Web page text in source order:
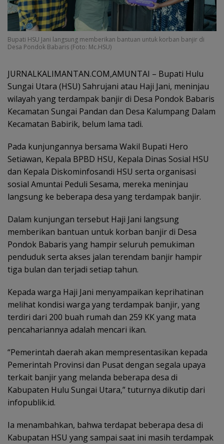
Bupati HSU Jani langsung memberikan bantuan untuk korban banjir di
Desa Pondok Babaris (Foto: Mc.HSU)
JURNALKALIMANTAN.COM,AMUNTAI – Bupati Hulu
Sungai Utara (HSU) Sahrujani atau Haji Jani, meninjau
wilayah yang terdampak banjir di Desa Pondok Babaris
Kecamatan Sungai Pandan dan Desa Kalumpang Dalam
Kecamatan Babirik, belum lama tadi.
Pada kunjungannya bersama Wakil Bupati Hero
Setiawan, Kepala BPBD HSU, Kepala Dinas Sosial HSU
dan Kepala Diskominfosandi HSU serta organisasi
sosial Amuntai Peduli Sesama, mereka meninjau
langsung ke beberapa desa yang terdampak banjir.
Dalam kunjungan tersebut Haji Jani langsung
memberikan bantuan untuk korban banjir di Desa
Pondok Babaris yang hampir seluruh pemukiman
penduduk serta akses jalan terendam banjir hampir
tiga bulan dan terjadi setiap tahun.
Kepada warga Haji Jani menyampaikan keprihatinan
melihat kondisi warga yang terdampak banjir, yang
terdiri dari 200 buah rumah dan 259 KK yang mata
pencahariannya adalah mencari ikan.
“Pemerintah daerah akan mempresentasikan kepada
Pemerintah Provinsi dan Pusat dengan segala upaya
terkait banjir yang melanda beberapa desa di
Kabupaten Hulu Sungai Utara,” tuturnya dikutip dari
infopublik.id.
Ia menambahkan, bahwa terdapat beberapa desa di
Kabupatan HSU yang sampai saat ini masih terdampak